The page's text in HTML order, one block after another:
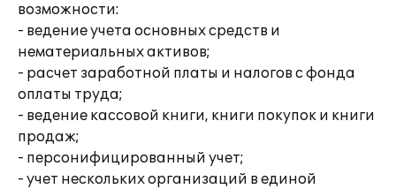
возможности:
- ведение учета основных средств и
нематериальных активов;
- расчет заработной платы и налогов с фонда
оплаты труда;
- ведение кассовой книги, книги покупок и книги
продаж;
- персонифицированный учет;
- учет нескольких организаций в единой